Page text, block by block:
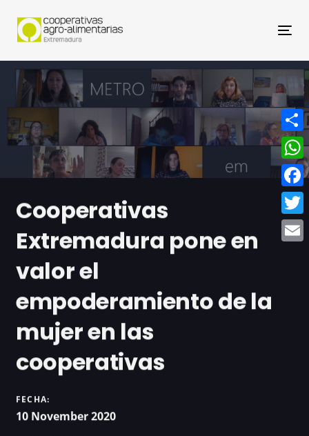
Cooperativas
Extremadura pone en
valor el
empoderamiento de la
mujer en las
cooperativas
FECHA:
10 November 2020